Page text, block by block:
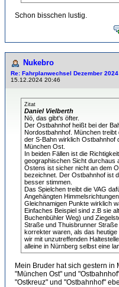
Schon bisschen lustig.
Nukebro
Re: Fahrplanwechsel Dezember 2024
15.12.2024 20:46
Zitat
Daniel Vielberth
Nö, das gibt's öfter.
Der Ostbahnhof heißt bei der
Nordostbahnhof. München
der S-Bahn wirklich Ostbahnhof
München Ost.
In beiden Fällen ist die
geographischen Sicht durchaus
Ostens ist sicher nicht an dem
bezeichnet. Der Ostbahnhof ist
besser stimmen.
Das Spielchen treibt die VAG
Angehängten
Gleichnamigen Punkte wirklich
Einfaches Beispiel sind z.B sie
Buchenbühler Weg) und
Straße und Thuisbrunner
korrekter waren, als das
wir mit unzutreffenden
alleine in Nürnberg selbst eine
Mein Bruder hat sich gestern
"München Ost" und
"Ostkreuz" und "Ostbahnhof"